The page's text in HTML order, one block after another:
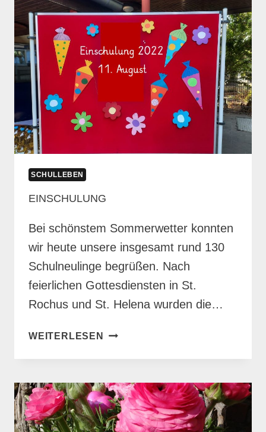
SCHULLEBEN
EINSCHULUNG
Bei schönstem Sommerwetter konnten
wir heute unsere insgesamt rund 130
Schulneulinge begrüßen. Nach
feierlichen Gottesdiensten in St.
Rochus und St. Helena wurden die…
WEITERLESEN EINSCHULUNG